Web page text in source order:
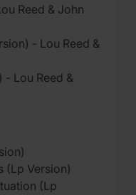
Reed & John
- Lou Reed &
- Lou Reed &
(Lp Version)
(Lp